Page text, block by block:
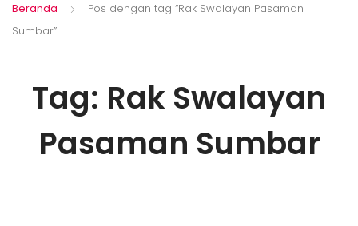
Beranda
Pos dengan tag “Rak Swalayan Pasaman
Sumbar”
Tag: Rak Swalayan
Pasaman Sumbar